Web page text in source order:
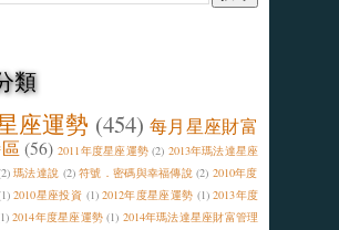
類
座運勢 (454) 每月星座財富
(56) 2011年度星座運勢 (2) 2013年瑪法達星座
瑪法達說 (2) 符號．密碼與幸福傳說 (2) 2010年度
2010星座投資 (1) 2012年度星座運勢 (1) 2013年度
2014年度星座運勢 (1) 2014年瑪法達星座財富管理